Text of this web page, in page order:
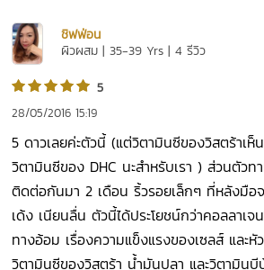
ชิฟฟ่อน
ผิวผสม | 35-39 Yrs | 4 รีวิว
5
28/05/2016 15:19
5 ดาวเลยค่ะตัวนี้ (แต่วิตามินซีของวิสตร้าเห็
วิตามินซีของ DHC นะสำหรับเรา ) ส่วนตัวท
ติดต่อกันมา 2 เดือน ริ้วรอยเล็กๆ ที่หลังมือจ
เด้ง เนียนลื่น ตัวนี้ได้ประโยชน์กว่าคอลลาเ
ทางอ้อม เรื่องความแข็งแรงของเซลส์ และหั
วิตามินซีของวิสตร้า น้ำมันปลา และวิตามินบี